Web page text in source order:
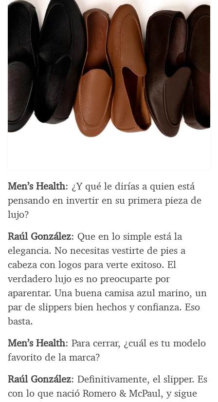
Men’s Health: ¿Y qué le dirías a quien está
pensando en invertir en su primera pieza de
lujo?
Raúl González: Que en lo simple está la
elegancia. No necesitas vestirte de pies a
cabeza con logos para verte exitoso. El
verdadero lujo es no preocuparte por
aparentar. Una buena camisa azul marino, un
par de slippers bien hechos y confianza. Eso
basta.
Men’s Health: Para cerrar, ¿cuál es tu modelo
favorito de la marca?
Raúl González: Definitivamente, el slipper. Es
con lo que nació Romero & McPaul, y sigue